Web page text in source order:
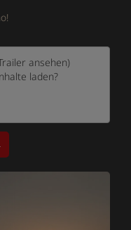
ansehen)
laden?